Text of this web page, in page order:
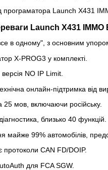
програматора Launch X431
Launch X431 IMMO
в одному", з основним упором
X-PROG3 у комплекті.
версія NO IP Limit.
онлайн-підтримка від
25 мов, включаючи російську.
близько 40 функцій.
майже 99% автомобілів,
протоколи CAN FD/DOIP.
для FCA SGW.